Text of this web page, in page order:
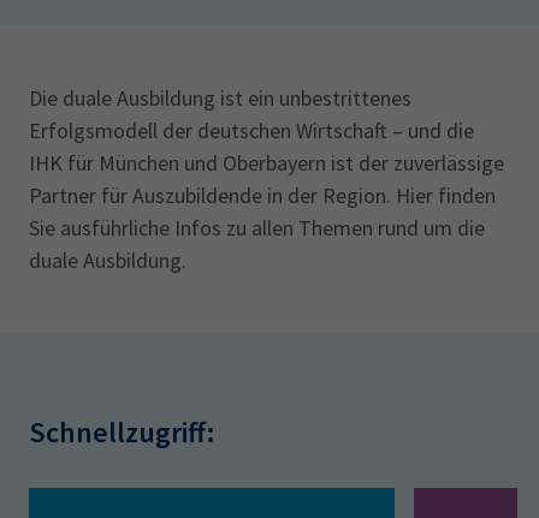
Die duale Ausbildung ist ein unbestrittenes
Erfolgsmodell der deutschen Wirtschaft – und die
IHK für München und Oberbayern ist der zuverlässige
Partner für Auszubildende in der Region. Hier finden
Sie ausführliche Infos zu allen Themen rund um die
duale Ausbildung.
Schnellzugriff: